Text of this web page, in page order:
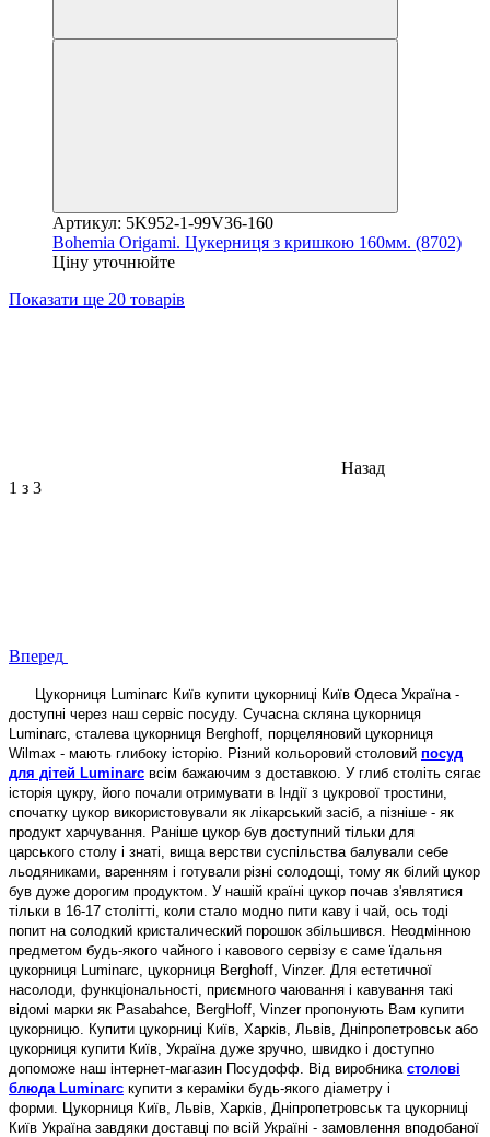
Артикул: 5K952-1-99V36-160
Bohemia Origami. Цукерниця з кришкою 160мм. (8702)
Ціну уточнюйте
Показати ще 20 товарів
Назад
1 з 3
Вперед
Цукорниця Luminarc Київ купити цукорниці Київ Одеса Україна -
доступні через наш сервіс посуду. Сучасна скляна цукорниця
Luminarc, сталева цукорниця Berghoff, порцеляновий цукорниця
Wilmax - мають глибоку історію. Різний кольоровий столовий посуд
для дітей Luminarc всім бажаючим з доставкою. У глиб століть сягає
історія цукру, його почали отримувати в Індії з цукрової тростини,
спочатку цукор використовували як лікарський засіб, а пізніше - як
продукт харчування. Раніше цукор був доступний тільки для
царського столу і знаті, вища верстви суспільства балували себе
льодяниками, варенням і готували різні солодощі, тому як білий цукор
був дуже дорогим продуктом. У нашій країні цукор почав з'являтися
тільки в 16-17 столітті, коли стало модно пити каву і чай, ось тоді
попит на солодкий кристалический порошок збільшився. Неодмінною
предметом будь-якого чайного і кавового сервізу є саме їдальня
цукорниця Luminarc, цукорниця Berghoff, Vinzer. Для естетичної
насолоди, функціональності, приємного чаювання і кавування такі
відомі марки як Pasabahce, BergHoff, Vinzer пропонують Вам купити
цукорницю. Купити цукорниці Київ, Харків, Львів, Дніпропетровськ або
цукорниця купити Київ, Україна дуже зручно, швидко і доступно
допоможе наш інтернет-магазин Посудофф. Від виробника столові
блюда Luminarc купити з кераміки будь-якого діаметру і
форми. Цукорниця Київ, Львів, Харків, Дніпропетровськ та цукорниці
Київ Україна завдяки доставці по всій Україні - замовлення вподобаної